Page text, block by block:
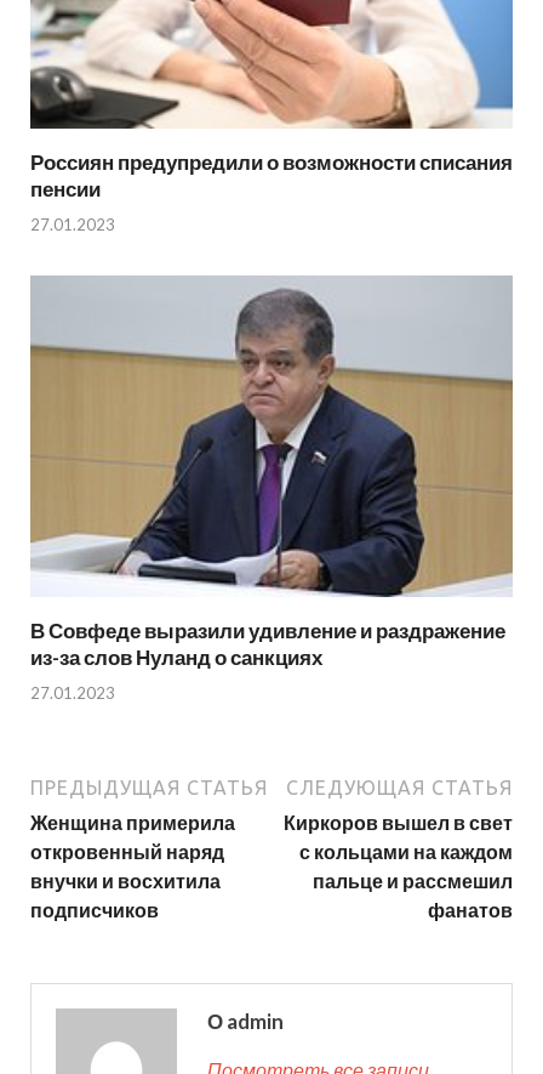
Россиян предупредили о возможности списания
пенсии
27.01.2023
В Совфеде выразили удивление и раздражение
из-за слов Нуланд о санкциях
27.01.2023
ПРЕДЫДУЩАЯ СТАТЬЯ
Женщина примерила
откровенный наряд
внучки и восхитила
подписчиков
СЛЕДУЮЩАЯ СТАТЬЯ
Киркоров вышел в свет
с кольцами на каждом
пальце и рассмешил
фанатов
О admin